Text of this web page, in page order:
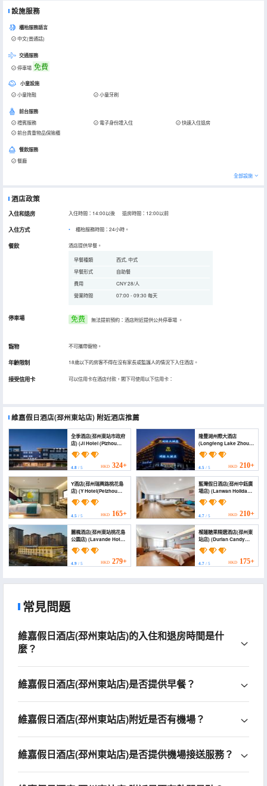
設施服務
櫃枱服務語言
中文(普通話)
交通服務
停車場 免費
小童設施
小童拖鞋 小童牙刷
前台服務
禮賓服務 電子身份證入住
快速入住退房
前台貴重物品保險櫃
餐飲服務
餐廳
全部設施
酒店政策
入住和退房 入住時間：14:00以後 退房時間：12:00以前
入住方式 櫃枱服務時間：24小時。
餐飲 酒店提供早餐。
早餐種類
西式, 中式
早餐形式
自助餐
費用
CNY 28/人
營業時間
07:00 - 09:30 每天
停車場 免费 無法提前預約：酒店附近提供公共停車場 。
寵物 不可攜帶寵物。
年齡限制 18歲以下的房客不得在沒有家長或監護人的情況下入住酒店。
接受信用卡 可以信用卡在酒店付款，閣下可使用以下信用卡：
維嘉假日酒店(邳州東站店) 附近酒店推薦
全季酒店(邳州東站市政府
店) (JI Hotel (Pizhou
East Station Municipal
Government))
4.8 / 5 HKD 324+
隆豐湖州際大酒店
(Longfeng Lake Zhouji
Hotel)
4.5/ 5 HKD 210+
Y酒店(邳州瑞興路桃花島
店) (Y Hotel(Peizhou
Pizhou Peach Blossom
Island Branch))
4.5 / 5 HKD 165+
藍灣假日酒店(邳州中鈺廣
場店) (Lanwan Holiday
Hotel)
4.7/ 5 HKD 210+
麗楓酒店(邳州東站桃花島
公園店) (Lavande Hotel
(Pizhou East Station
Taohuadao Park))
4.9 / 5 HKD 279+
榴蓮糖果精選酒店(邳州東
站店) (Durian Candy
Select Hotel (Pizhou
Taohua Island Qingnian
East Road))
4.7/ 5 HKD 175+
常見問題
維嘉假日酒店(邳州東站店)的入住和退房時間是什
麼？
維嘉假日酒店(邳州東站店)是否提供早餐？
維嘉假日酒店(邳州東站店)附近是否有機場？
維嘉假日酒店(邳州東站店)是否提供機場接送服務？